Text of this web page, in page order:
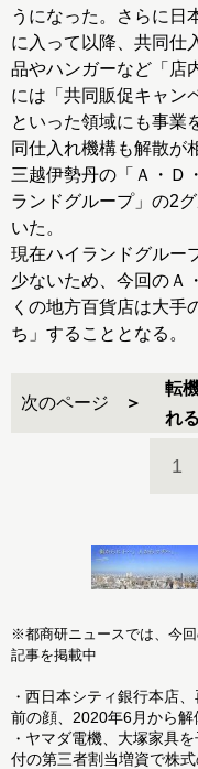
うになった。さらに日
に入って以降、共同仕
品やハンガーなど「店
には「共同販促キャン
といった領域にも事業
同仕入れ機構も解散が
三越伊勢丹の「Ａ・Ｄ
ランドグループ」の2
いた。
現在ハイランドグルー
少ないため、今回のＡ
くの地方百貨店は大手
ち」することとなる。
次のページ
転
れ
1
※都商研ニュースでは、今
記事を掲載中
・ 西日本シティ銀行本店
前の顔、2020年6月から解
・ ヤマダ電機、大塚家具
付の第三者割当増資で株